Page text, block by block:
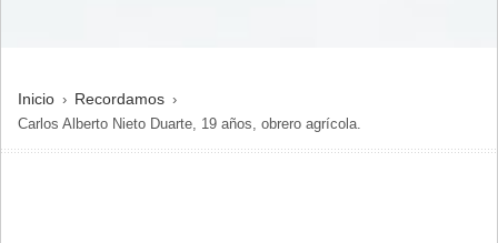
SOBRESCRIBIR
ENLACES
DE
Inicio Recordamos
Carlos Alberto Nieto Duarte, 19 años, obrero agrícola.